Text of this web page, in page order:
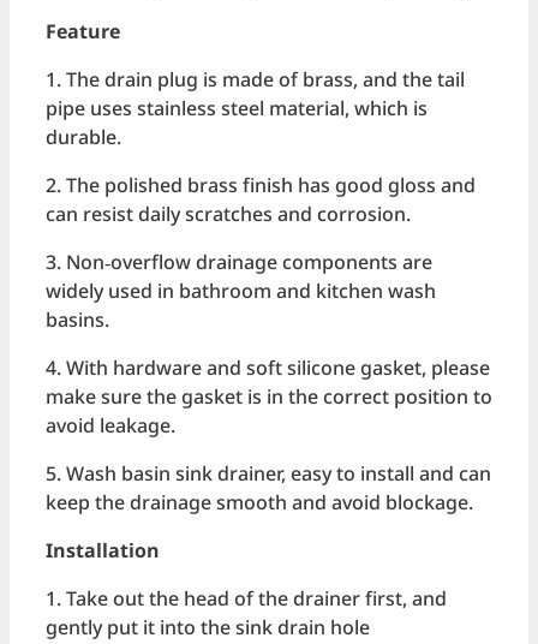
Feature
1. The drain plug is made of brass, and the tail
pipe uses stainless steel material, which is
durable.
2. The polished brass finish has good gloss and
can resist daily scratches and corrosion.
3. Non‑overflow drainage components are
widely used in bathroom and kitchen wash
basins.
4. With hardware and soft silicone gasket, please
make sure the gasket is in the correct position to
avoid leakage.
5. Wash basin sink drainer, easy to install and can
keep the drainage smooth and avoid blockage.
Installation
1. Take out the head of the drainer first, and
gently put it into the sink drain hole